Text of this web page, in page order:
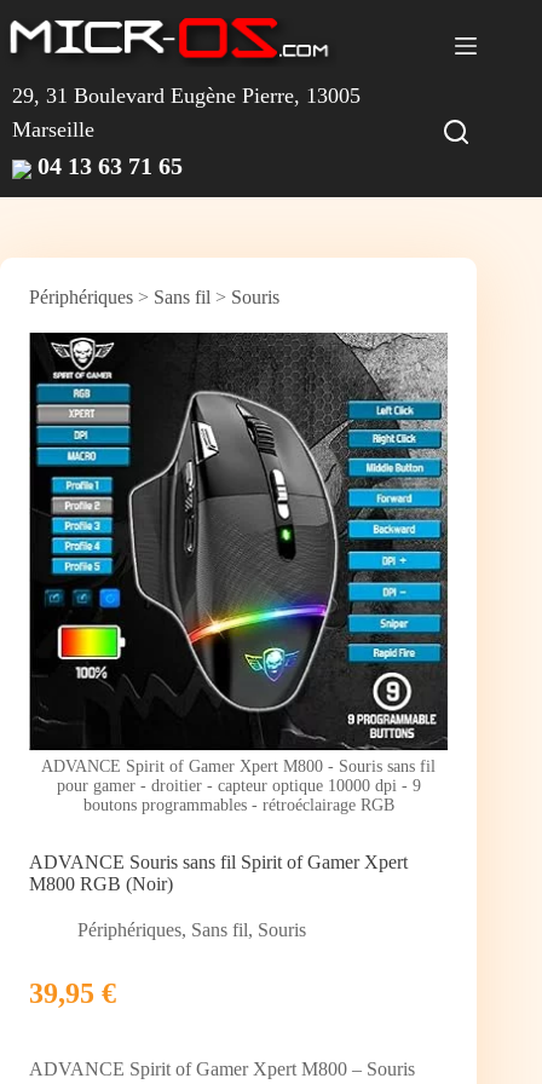
au
contenu
29, 31 Boulevard Eugène Pierre, 13005
Marseille
04 13 63 71 65
Périphériques > Sans fil > Souris
ADVANCE Spirit of Gamer Xpert M800 - Souris sans fil
pour gamer - droitier - capteur optique 10000 dpi - 9
boutons programmables - rétroéclairage RGB
ADVANCE Souris sans fil Spirit of Gamer Xpert
M800 RGB (Noir)
Périphériques, Sans fil, Souris
39,95 €
ADVANCE Spirit of Gamer Xpert M800 – Souris